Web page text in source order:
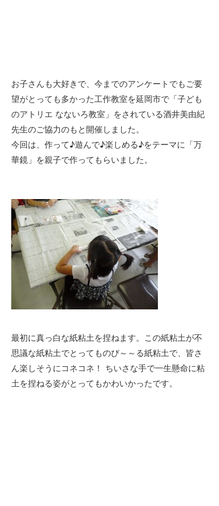
お子さんも大好きで、今までのアンケートでもご要
望がとっても多かった工作教室を延岡市で「子ども
のアトリエ なないろ教室」をされている酒井美由紀
先生のご協力のもと開催しました。
今回は、作って♪遊んで♪楽しめる♪をテーマに「万
華鏡」を親子で作ってもらいました。
最初に真っ白な紙粘土を捏ねます。この紙粘土が不
思議な紙粘土でとってものび～～る紙粘土で、皆さ
ん楽しそうにコネコネ！ ちいさな手で一生懸命に粘
土を捏ねる姿がとってもかわいかったです。